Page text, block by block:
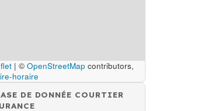
| © OpenStreetMap contributors,
horaire
DE DONNÉE COURTIER